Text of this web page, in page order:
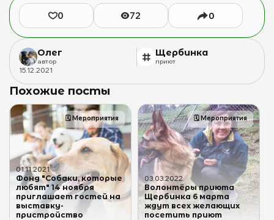
0 72 0
Олег
автор
Щербинка
приют
15.12.2021
Похожие посты
01.11.2021
Фонд "Собаки, которые
любят" 14 ноября
приглашает гостей на
выставку-
пристройство
🗓Мероприятия
03.03.2022
Волонтёры приюта
Щербинка 6 марта
ждут всех желающих
посетить приют
🗓Мероприятия